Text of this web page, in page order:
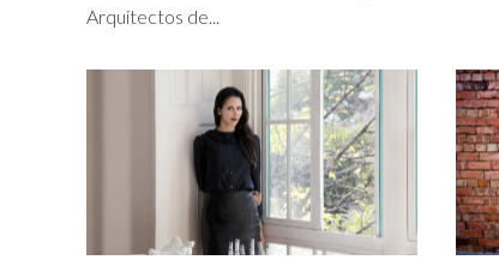
Arquitectos de...